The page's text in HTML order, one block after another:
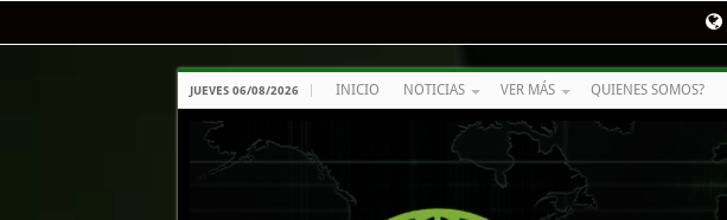
JUEVES 06/08/2026 INICIO NOTICIAS VER MÁS QUIENES SOMOS?